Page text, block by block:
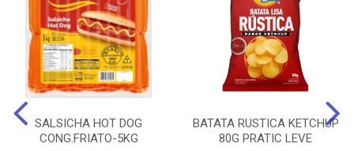
SALSICHA HOT DOG
CONG.FRIATO-5KG
BATATA RUSTICA KETCHUP
80G PRATIC LEVE